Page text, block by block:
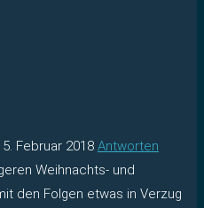
Februar 2018 Antworten
Weihnachts- und
den Folgen etwas in Verzug